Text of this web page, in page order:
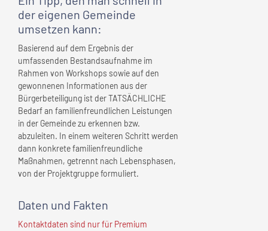
der eigenen Gemeinde
umsetzen kann:
Basierend auf dem Ergebnis der
umfassenden Bestandsaufnahme im
Rahmen von Workshops sowie auf den
gewonnenen Informationen aus der
Bürgerbeteiligung ist der TATSÄCHLICHE
Bedarf an familienfreundlichen Leistungen
in der Gemeinde zu erkennen bzw.
abzuleiten. In einem weiteren Schritt werden
dann konkrete familienfreundliche
Maßnahmen, getrennt nach Lebensphasen,
von der Projektgruppe formuliert.
Daten und Fakten
Kontaktdaten sind nur für Premium